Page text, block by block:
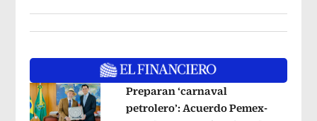
Preparan ‘carnaval
petrolero’: Acuerdo Pemex-